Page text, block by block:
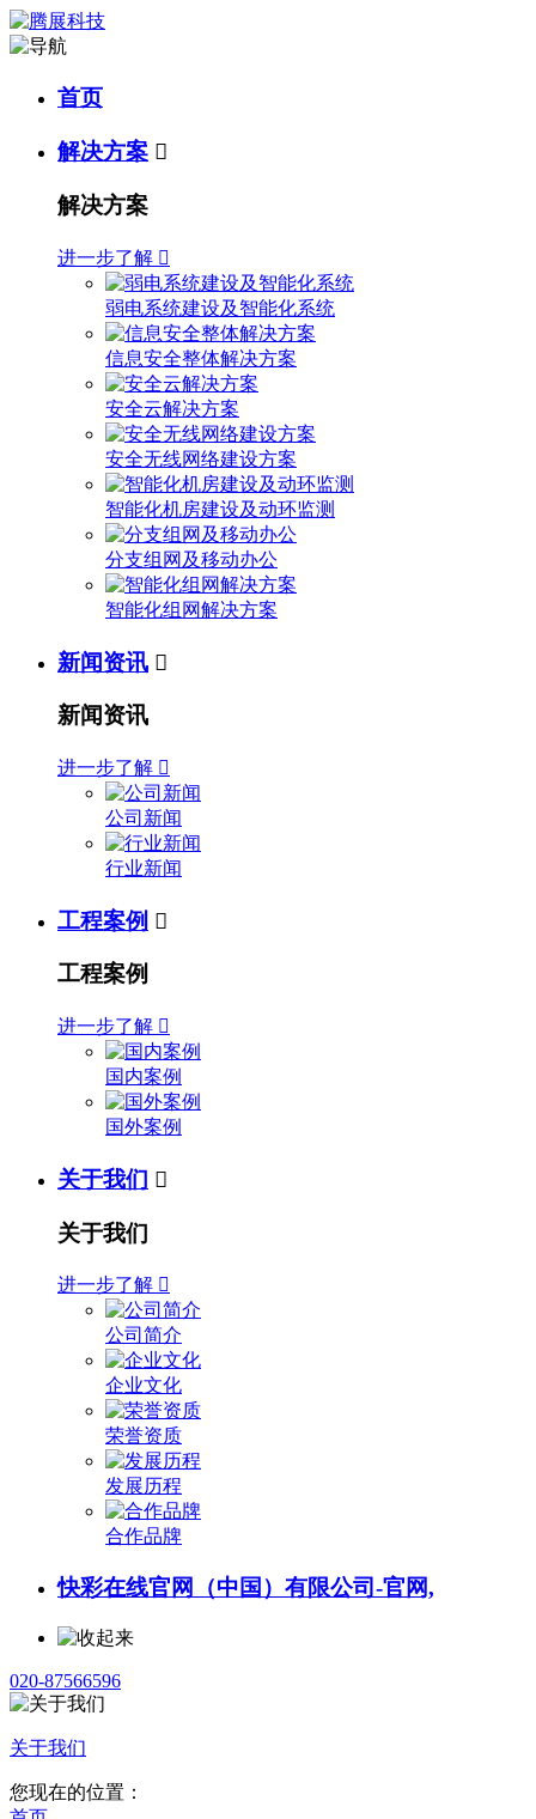
首页
解决方案 
解决方案
进一步了解 
弱电系统建设及智能化系统
信息安全整体解决方案
安全云解决方案
安全无线网络建设方案
智能化机房建设及动环监测
分支组网及移动办公
智能化组网解决方案
新闻资讯 
新闻资讯
进一步了解 
公司新闻
行业新闻
工程案例 
工程案例
进一步了解 
国内案例
国外案例
关于我们 
关于我们
进一步了解 
公司简介
企业文化
荣誉资质
发展历程
合作品牌
快彩在线官网（中国）有限公司-官网,
020-87566596
关于我们
您现在的位置：